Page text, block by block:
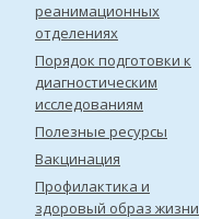
реанимационных
отделениях
Порядок подготовки к
диагностическим
исследованиям
Полезные ресурсы
Вакцинация
Профилактика и
здоровый образ жизни